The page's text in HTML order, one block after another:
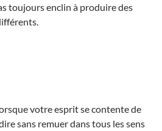
toujours enclin à produire des
votre esprit se contente de
dire sans remuer dans tous les sens